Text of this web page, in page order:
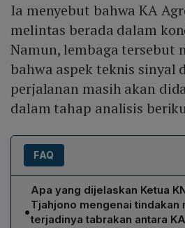
Ia menyebut bahwa KA
melintas berada dalam
Namun, lembaga tersebut
bahwa aspek teknis sinyal
perjalanan masih akan
dalam tahap analisis
FAQ
•
Apa yang dijelaskan Ketua
Tjahjono mengenai tindakan
terjadinya tabrakan antara